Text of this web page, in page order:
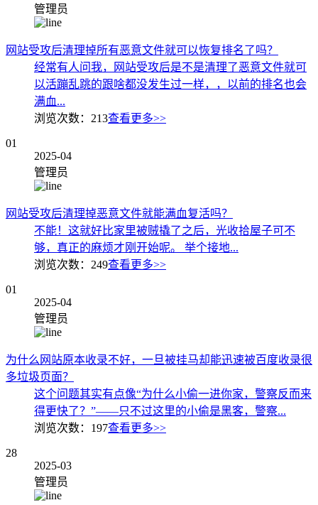
管理员
网站受攻后清理掉所有恶意文件就可以恢复排名了吗？
经常有人问我，网站受攻后是不是清理了恶意文件就可
以活蹦乱跳的跟啥都没发生过一样，，以前的排名也会
满血...
浏览次数： 213查看更多>>
01
2025-04
管理员
网站受攻后清理掉恶意文件就能满血复活吗？
不能！这就好比家里被贼撬了之后，光收拾屋子可不
够，真正的麻烦才刚开始呢。 举个接地...
浏览次数： 249查看更多>>
01
2025-04
管理员
为什么网站原本收录不好，一旦被挂马却能迅速被百度收录很
多垃圾页面？
这个问题其实有点像“为什么小偷一进你家，警察反而来
得更快了？”——只不过这里的小偷是黑客，警察...
浏览次数： 197查看更多>>
28
2025-03
管理员